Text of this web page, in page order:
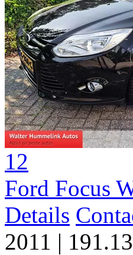
12
Ford Focus
Details
2011 |